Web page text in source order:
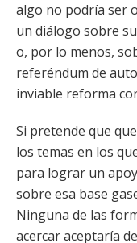
algo no podría ser
un diálogo sobre
o, por lo menos,
referéndum de
inviable reforma
Si pretende que
los temas en los
para lograr un
sobre esa base
Ninguna de las
acercar aceptaría